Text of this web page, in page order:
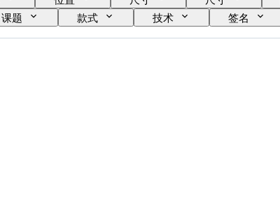
课题 款式 技术 签名
报时 创作者 型号